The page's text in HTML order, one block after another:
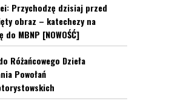
Przychodzę dzisiaj przed
obraz – katechezy na
do MBNP [NOWOŚĆ]
Różańcowego Dzieła
Powołań